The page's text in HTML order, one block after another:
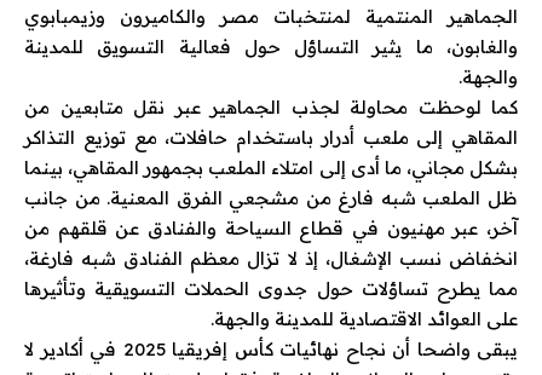
الجماهير المنتمية لمنتخبات مصر والكاميرون وزيمبابوي
والغابون، ما يثير التساؤل حول فعالية التسويق للمدينة
والجهة.
كما لوحظت محاولة لجذب الجماهير عبر نقل متابعين من
المقاهي إلى ملعب أدرار باستخدام حافلات، مع توزيع التذاكر
بشكل مجاني، ما أدى إلى امتلاء الملعب بجمهور المقاهي، بينما
ظل الملعب شبه فارغ من مشجعي الفرق المعنية. من جانب
آخر، عبر مهنيون في قطاع السياحة والفنادق عن قلقهم من
انخفاض نسب الإشغال، إذ لا تزال معظم الفنادق شبه فارغة،
مما يطرح تساؤلات حول جدوى الحملات التسويقية وتأثيرها
على العوائد الاقتصادية للمدينة والجهة.
يبقى واضحا أن نجاح نهائيات كأس إفريقيا 2025 في أكادير لا